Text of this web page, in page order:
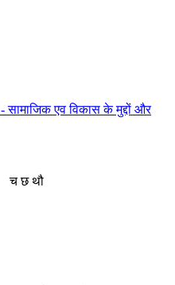
सामाजिक एव विकास के मुद्दों और